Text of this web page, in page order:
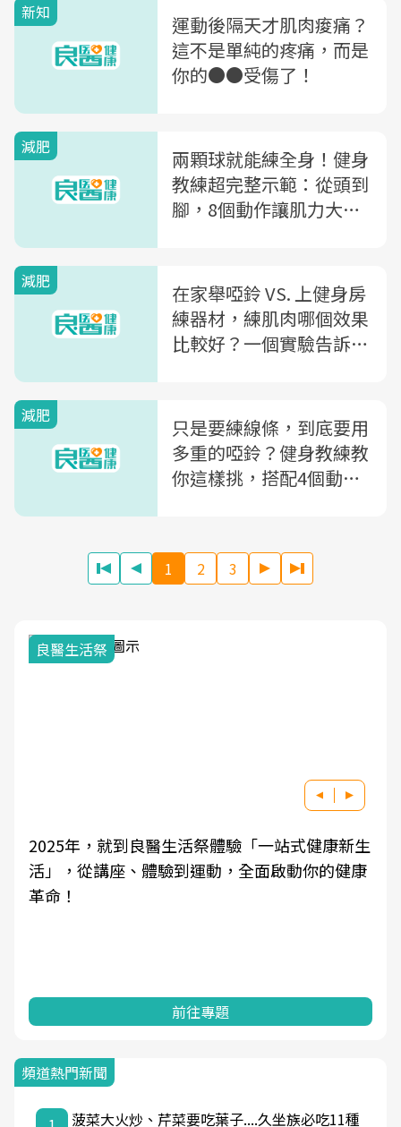
新知
運動後隔天才肌肉痠痛？
這不是單純的疼痛，而是
你的●●受傷了！
減肥
兩顆球就能練全身！健身
教練超完整示範：從頭到
腳，8個動作讓肌力大爆
減肥
在家舉啞鈴 VS. 上健身房
練器材，練肌肉哪個效果
比較好？一個實驗告訴你
減肥
只是要練線條，到底要用
多重的啞鈴？健身教練教
你這樣挑，搭配4個動作
1 2 3
我與健康韌性的距離
良醫健康網從「換季的身體變化」出發，透過醫
學觀點與日常感受的對話，建立對亞健康的認
知，進而引導實際的改善行動。
前往專題
頻道熱門新聞
菠菜大火炒、芹菜要吃葉子....久坐族必吃11種